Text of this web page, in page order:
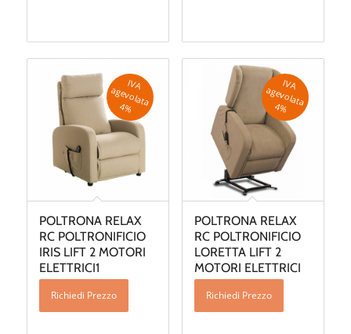
POLTRONA RELAX
RC POLTRONIFICIO
IRIS LIFT 2 MOTORI
ELETTRICI1
Richiedi Prezzo
IV
A
a
g
e
v
o
la
ta
4
%
POLTRONA RELAX
RC POLTRONIFICIO
LORETTA LIFT 2
MOTORI ELETTRICI
Richiedi Prezzo
IV
A
a
g
e
v
o
la
ta
4
%